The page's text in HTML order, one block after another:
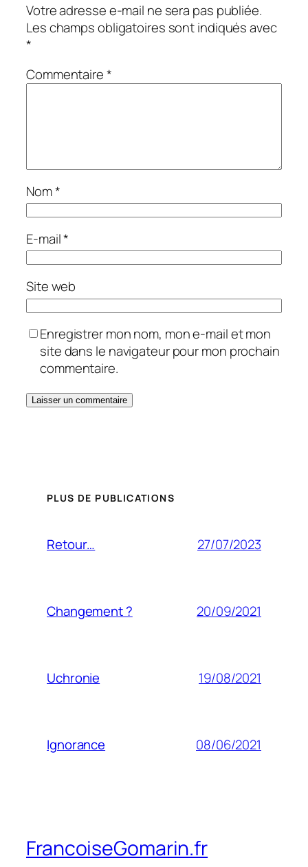
Votre adresse e-mail ne sera pas publiée.
Les champs obligatoires sont indiqués avec
*
Commentaire*
Nom*
E-mail*
Site web
Enregistrer mon nom, mon e-mail et mon
site dans le navigateur pour mon prochain
commentaire.
PLUS DE PUBLICATIONS
Retour… 27/07/2023
Changement ? 20/09/2021
Uchronie 19/08/2021
Ignorance 08/06/2021
FrancoiseGomarin.fr